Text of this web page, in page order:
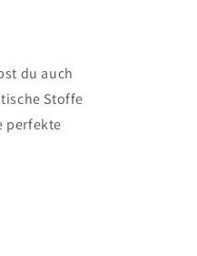
du auch
Stoffe
perfekte